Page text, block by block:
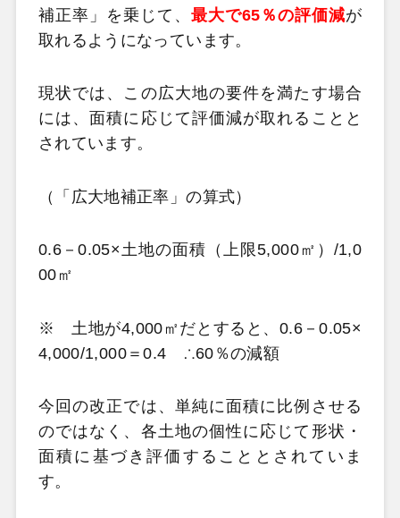
補正率」を乗じて、 最大で65％の評価減が
取れるようになっています。
現状では、この広大地の要件を満たす場合
には、面積に応じて評価減が取れることと
されています。
（「広大地補正率」の算式）
0.6－0.05×土地の面積（上限5,000㎡）/1,0
00㎡
※ 土地が4,000㎡だとすると、0.6－0.05×
4,000/1,000＝0.4 ∴60％の減額
今回の改正では、単純に面積に比例させる
のではなく、 各土地の個性に応じて形状・
面積に基づき評価する こととされていま
す。